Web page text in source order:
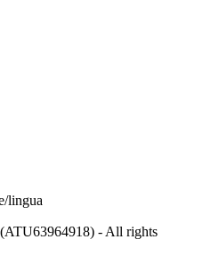
lingua
(ATU63964918) - All rights